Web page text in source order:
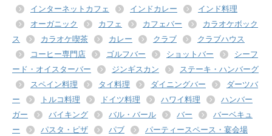
インターネットカフェ
インドカレー
インド料理
オーガニック
カフェ カフェバー
カラオケボック
ス
カラオケ喫茶 カレー クラブ
クラブハウス
コーヒー専門店
ゴルフバー ショットバー
シーフ
ード・オイスターバー
ジンギスカン
ステーキ・ハンバーグ
スペイン料理
タイ料理 ダイニングバー
ダーツバ
ー
トルコ料理 ドイツ料理 ハワイ料理
ハンバー
ガー
バイキング バル・バール バー
バーベキュ
ー
パスタ・ピザ パブ
パーティースペース・宴会場